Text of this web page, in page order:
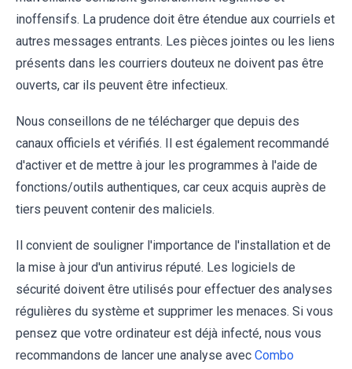
inoffensifs. La prudence doit être étendue aux courriels et
autres messages entrants. Les pièces jointes ou les liens
présents dans les courriers douteux ne doivent pas être
ouverts, car ils peuvent être infectieux.
Nous conseillons de ne télécharger que depuis des
canaux officiels et vérifiés. Il est également recommandé
d'activer et de mettre à jour les programmes à l'aide de
fonctions/outils authentiques, car ceux acquis auprès de
tiers peuvent contenir des maliciels.
Il convient de souligner l'importance de l'installation et de
la mise à jour d'un antivirus réputé. Les logiciels de
sécurité doivent être utilisés pour effectuer des analyses
régulières du système et supprimer les menaces. Si vous
pensez que votre ordinateur est déjà infecté, nous vous
recommandons de lancer une analyse avec Combo